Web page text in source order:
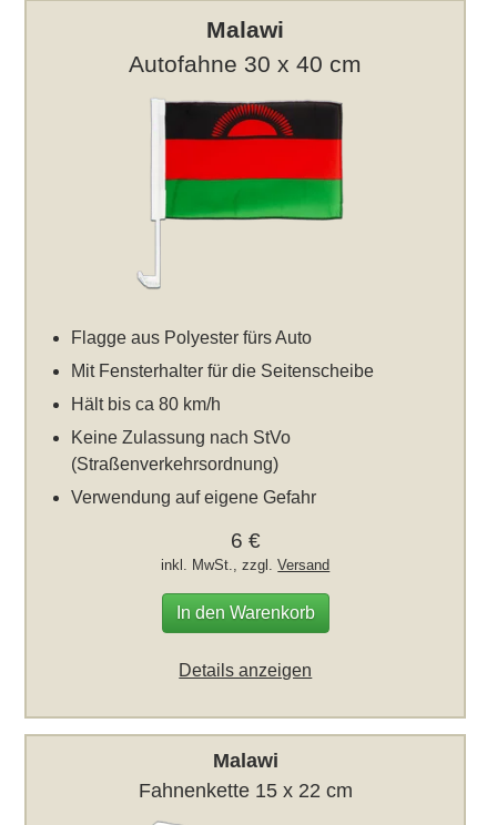
Malawi
Autofahne 30 x 40 cm
Flagge aus Polyester fürs Auto
Mit Fensterhalter für die Seitenscheibe
Hält bis ca 80 km/h
Keine Zulassung nach StVo
(Straßenverkehrsordnung)
Verwendung auf eigene Gefahr
6 €
inkl. MwSt., zzgl.Versand
In den Warenkorb
Details anzeigen
Malawi
Fahnenkette 15 x 22 cm